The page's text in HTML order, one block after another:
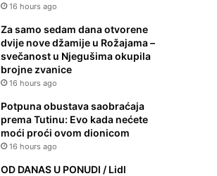
16 hours ago
Za samo sedam dana otvorene
dvije nove džamije u Rožajama –
svečanost u Njegušima okupila
brojne zvanice
16 hours ago
Potpuna obustava saobraćaja
prema Tutinu: Evo kada nećete
moći proći ovom dionicom
16 hours ago
OD DANAS U PONUDI / Lidl